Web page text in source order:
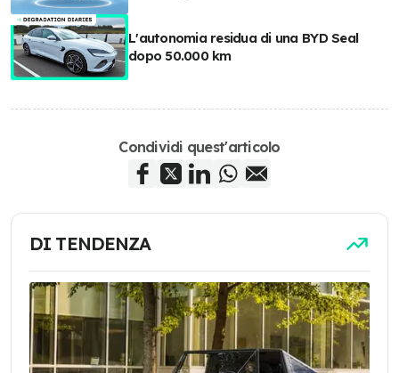
L'autonomia residua di una BYD Seal
dopo 50.000 km
Condividi quest'articolo
DI TENDENZA